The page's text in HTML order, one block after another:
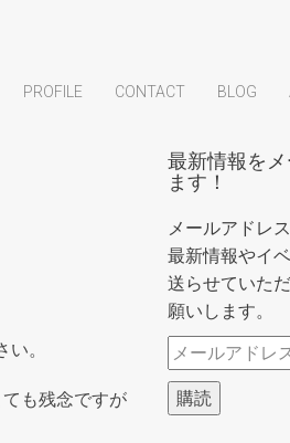
PROFILE CONTACT BLOG
。
も残念ですが
最新情報を
ます！
メールアドレ
最新情報やイ
送らせていた
願いします。
メ
ー
ル
購読